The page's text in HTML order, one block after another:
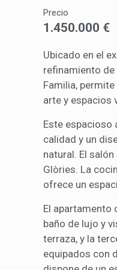
Precio
1.450.000 €
Ubicado en el
refinamiento de
Familia,
arte y espacios
Este espacioso
calidad y un
natural. El
Glòries. La
ofrece un
El apartamento
baño de lujo y
terraza, y la
equipados con